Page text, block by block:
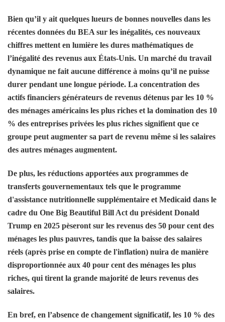
Bien qu’il y ait quelques lueurs de bonnes nouvelles dans les
récentes données du BEA sur les inégalités, ces nouveaux
chiffres mettent en lumière les dures mathématiques de
l’inégalité des revenus aux États-Unis. Un marché du travail
dynamique ne fait aucune différence à moins qu’il ne puisse
durer pendant une longue période. La concentration des
actifs financiers générateurs de revenus détenus par les 10 %
des ménages américains les plus riches et la domination des 10
% des entreprises privées les plus riches signifient que ce
groupe peut augmenter sa part de revenu même si les salaires
des autres ménages augmentent.
De plus, les réductions apportées aux programmes de
transferts gouvernementaux tels que le programme
d'assistance nutritionnelle supplémentaire et Medicaid dans le
cadre du One Big Beautiful Bill Act du président Donald
Trump en 2025 pèseront sur les revenus des 50 pour cent des
ménages les plus pauvres, tandis que la baisse des salaires
réels (après prise en compte de l'inflation) nuira de manière
disproportionnée aux 40 pour cent des ménages les plus
riches, qui tirent la grande majorité de leurs revenus des
salaires.
En bref, en l’absence de changement significatif, les 10 % des